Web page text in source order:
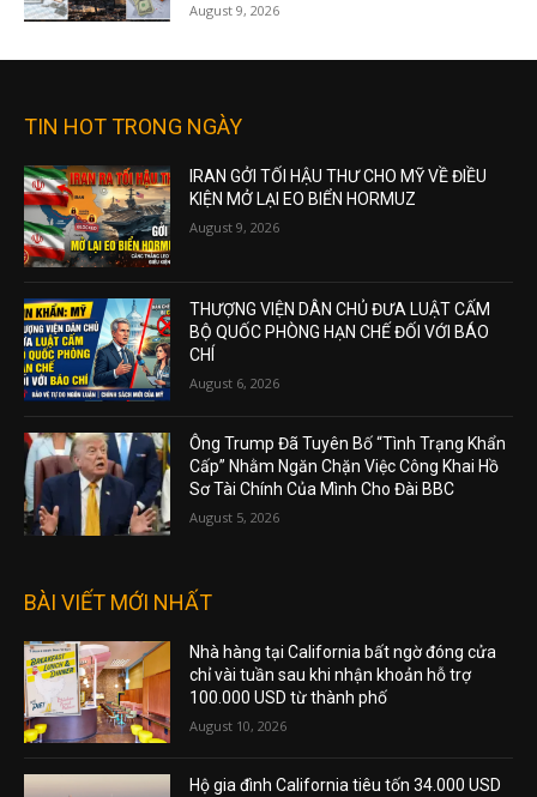
August 9, 2026
TIN HOT TRONG NGÀY
IRAN GỞI TỐI HẬU THƯ CHO MỸ VỀ ĐIỀU
KIỆN MỞ LẠI EO BIỂN HORMUZ
August 9, 2026
THƯỢNG VIỆN DÂN CHỦ ĐƯA LUẬT CẤM
BỘ QUỐC PHÒNG HẠN CHẾ ĐỐI VỚI BÁO
CHÍ
August 6, 2026
Ông Trump Đã Tuyên Bố “Tình Trạng Khẩn
Cấp” Nhằm Ngăn Chặn Việc Công Khai Hồ
Sơ Tài Chính Của Mình Cho Đài BBC
August 5, 2026
BÀI VIẾT MỚI NHẤT
Nhà hàng tại California bất ngờ đóng cửa
chỉ vài tuần sau khi nhận khoản hỗ trợ
100.000 USD từ thành phố
August 10, 2026
Hộ gia đình California tiêu tốn 34.000 USD